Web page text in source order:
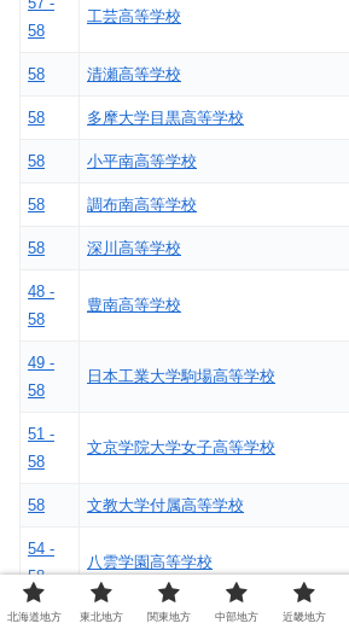
58
工芸高等学校
58 清瀬高等学校
58 多摩大学目黒高等学校
58 小平南高等学校
58 調布南高等学校
58 深川高等学校
48 -
58
豊南高等学校
49 -
58
日本工業大学駒場高等学校
51 -
58
文京学院大学女子高等学校
58 文教大学付属高等学校
54 -
58
八雲学園高等学校
41 -
北海道地方 東北地方 関東地方 中部地方 近畿地方